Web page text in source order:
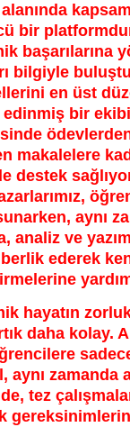
bir
başarılarına
bilgiyle
en üst
edinmiş bir
makalelere
destek
aynı
analiz ve
ederek
hayatın
daha kolay.
aynı zamanda
tez